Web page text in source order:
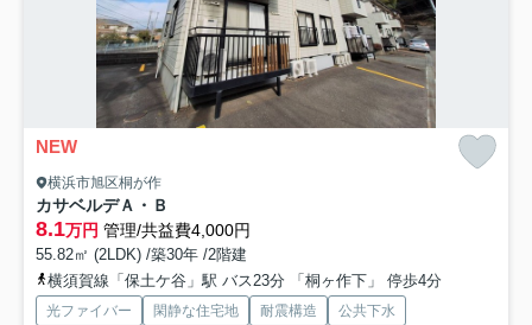
NEW
横浜市旭区桐が作
カサベルデＡ・Ｂ
8.1万円 管理/共益費4,000円
55.82㎡ (2LDK) /築30年 /2階建
横須賀線「保土ケ谷」駅 バス23分 「桐ヶ作下」 停歩4分
光ファイバー 閑静な住宅地 耐震構造 公共下水